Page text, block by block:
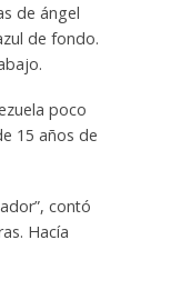
de ángel
de fondo.
poco
15 años de
contó
Hacía